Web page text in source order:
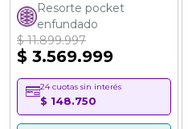
Resorte pocket
enfundado
$ 11.899.997
$ 3.569.999
24 cuotas sin interés
$ 148.750